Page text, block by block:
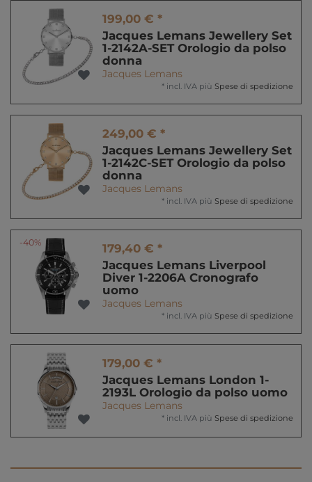
199,00 € *
Jacques Lemans Jewellery Set
1-2142A-SET Orologio da polso
donna
Jacques Lemans
* incl. IVA più Spese di spedizione
249,00 € *
Jacques Lemans Jewellery Set
1-2142C-SET Orologio da polso
donna
Jacques Lemans
* incl. IVA più Spese di spedizione
-40%
179,40 € *
Jacques Lemans Liverpool
Diver 1-2206A Cronografo
uomo
Jacques Lemans
* incl. IVA più Spese di spedizione
179,00 € *
Jacques Lemans London 1-
2193L Orologio da polso uomo
Jacques Lemans
* incl. IVA più Spese di spedizione